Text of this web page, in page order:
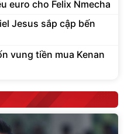
euro cho Felix Nmecha
Jesus sắp cập bến
vung tiền mua Kenan